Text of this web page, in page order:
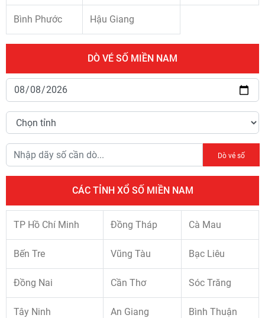
Bình Phước Hậu Giang
DÒ VÉ SỐ MIỀN NAM
Dò vé số
CÁC TỈNH XỔ SỐ MIỀN NAM
TP Hồ Chí Minh Đồng Tháp Cà Mau
Bến Tre Vũng Tàu Bạc Liêu
Đồng Nai Cần Thơ Sóc Trăng
Tây Ninh An Giang Bình Thuận